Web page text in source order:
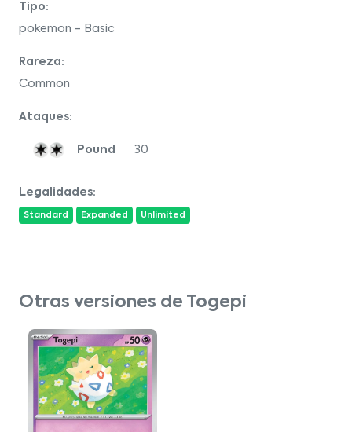
Tipo:
pokemon - Basic
Rareza:
Common
Ataques:
Pound 30
Legalidades:
Standard Expanded Unlimited
Otras versiones de Togepi